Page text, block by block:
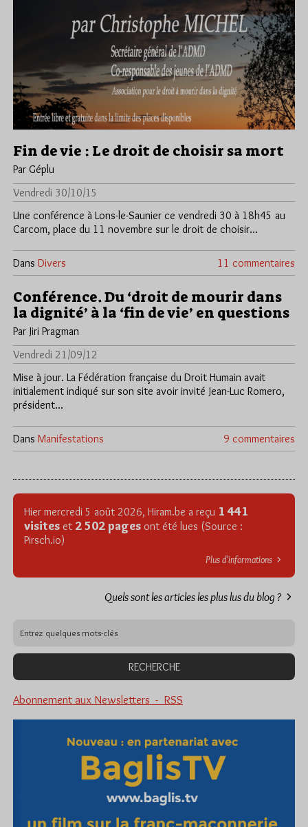
Fin de vie : Le droit de choisir sa mort
Par Géplu
Vendredi 30/10/15
Une conférence à Lons-le-Saunier ce vendredi 30 à 18h45 au
Carcom, place du 11 novembre sur le droit de choisir…
Dans Divers 11 commentaires
Conférence. Du ‘droit de mourir dans
la dignité’ à la ‘fin de vie’ en questions
Par Jiri Pragman
Vendredi 21/09/12
Mise à jour. La Fédération française du Droit Humain avait
initialement indiqué sur son site avoir invité Jean-Luc Romero,
président…
Dans Manifestations 9 commentaires
Hier mercredi 5 août 2026, Hiram.be a reçu 1 441
visites et 2 502 pages ont été lues (Source :
Pirsch.io)
Plus d’informations
Quels sont les articles les plus lus du blog ?
Abonnement aux Newsletters - RSS